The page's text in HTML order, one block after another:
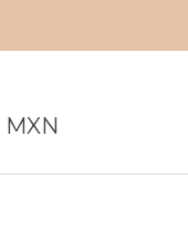
MXN